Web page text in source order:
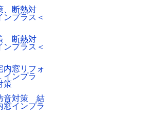
、断熱対
プラス＜
断熱対
プラス＜
窓リフォ
ンプラ
策
音対策 結
インプラ